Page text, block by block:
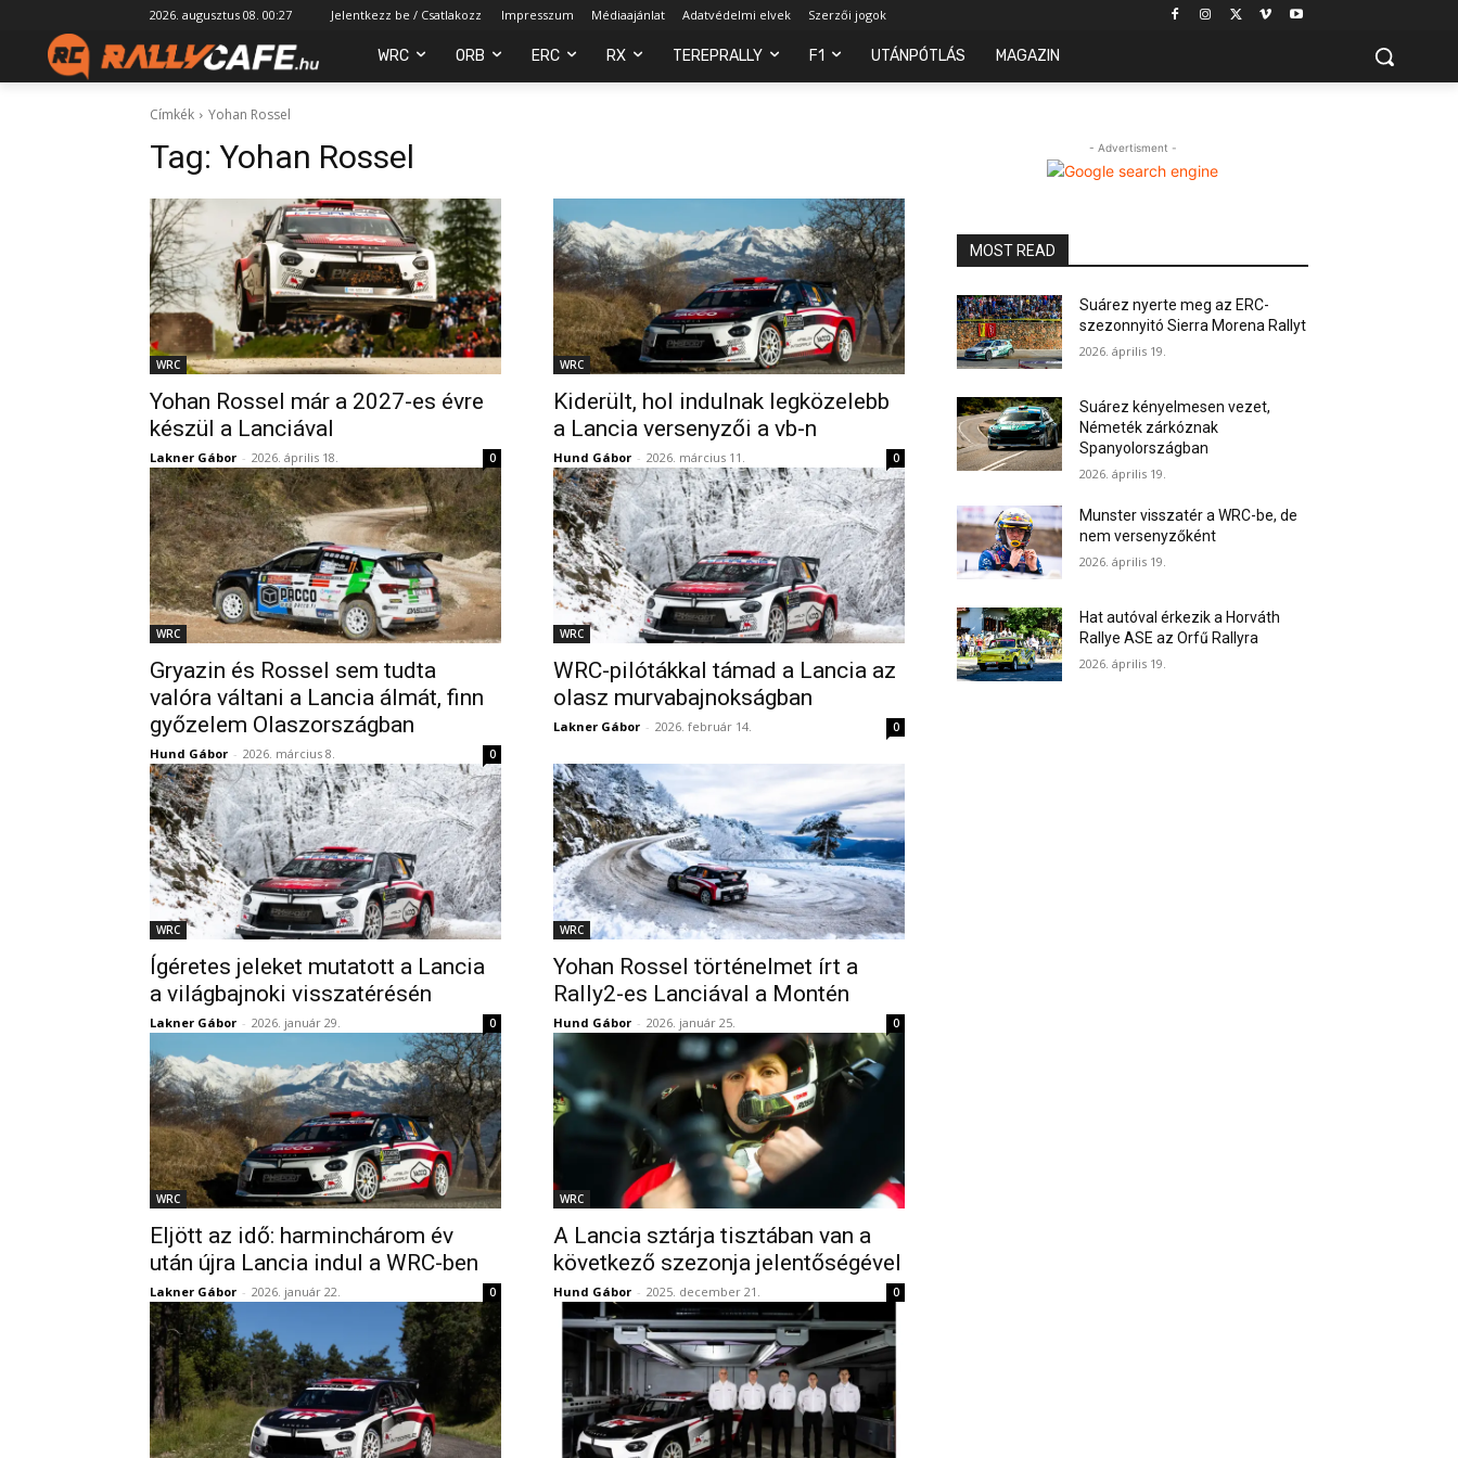
2026. augusztus 08. 00:27 Jelentkezz be / Csatlakozz Impresszum Médiaajánlat Adatvédelmi elvek Szerzői jogok
WRC ORB ERC RX TEREPRALLY F1 UTÁNPÓTLÁS MAGAZIN
Címkék Yohan Rossel
Tag: Yohan Rossel
WRC
Yohan Rossel már a 2027-es évre
készül a Lanciával
Lakner Gábor - 2026. április 18. 0
WRC
Kiderült, hol indulnak legközelebb
a Lancia versenyzői a vb-n
Hund Gábor - 2026. március 11. 0
WRC
Gryazin és Rossel sem tudta
valóra váltani a Lancia álmát, finn
győzelem Olaszországban
Hund Gábor - 2026. március 8. 0
WRC
WRC-pilótákkal támad a Lancia az
olasz murvabajnokságban
Lakner Gábor - 2026. február 14. 0
WRC
Ígéretes jeleket mutatott a Lancia
a világbajnoki visszatérésén
Lakner Gábor - 2026. január 29. 0
WRC
Yohan Rossel történelmet írt a
Rally2-es Lanciával a Montén
Hund Gábor - 2026. január 25. 0
WRC
Eljött az idő: harminchárom év
után újra Lancia indul a WRC-ben
Lakner Gábor - 2026. január 22. 0
WRC
A Lancia sztárja tisztában van a
következő szezonja jelentőségével
Hund Gábor - 2025. december 21. 0
- Advertisment -
MOST READ
Suárez nyerte meg az ERC-
szezonnyitó Sierra Morena Rallyt
2026. április 19.
Suárez kényelmesen vezet,
Németék zárkóznak
Spanyolországban
2026. április 19.
Munster visszatér a WRC-be, de
nem versenyzőként
2026. április 19.
Hat autóval érkezik a Horváth
Rallye ASE az Orfű Rallyra
2026. április 19.